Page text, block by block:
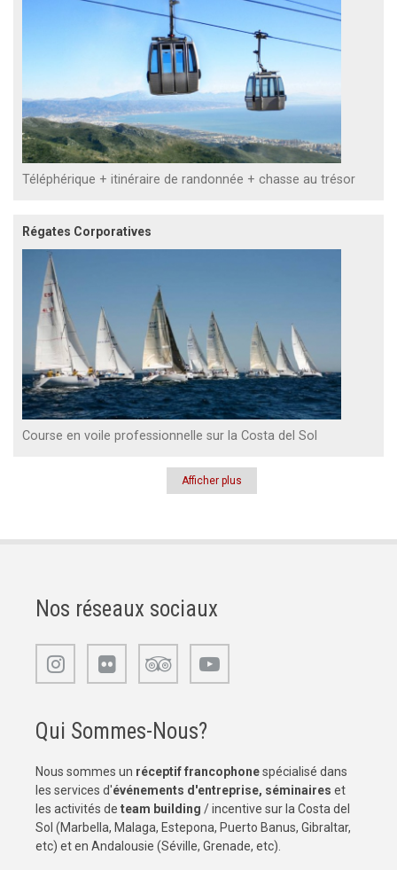
Téléphérique + itinéraire de randonnée + chasse au trésor
Régates Corporatives
Course en voile professionnelle sur la Costa del Sol
Afficher plus
Nos réseaux sociaux
Qui Sommes-Nous?
Nous sommes un réceptif francophonespécialisé dans
les services d'événements d'entreprise, séminaires et
les activités de team building / incentive sur la Costa del
Sol (Marbella, Malaga, Estepona, Puerto Banus, Gibraltar,
etc) et en Andalousie (Séville, Grenade, etc).